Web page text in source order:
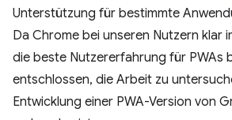
Unterstützung für bestimmte
Da Chrome bei unseren Nutzern klar
die beste Nutzererfahrung für PWAs
entschlossen, die Arbeit zu
Entwicklung einer PWA-Version von